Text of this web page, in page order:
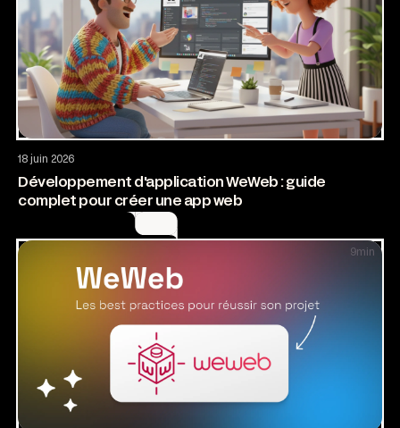
18 juin 2026
Développement d'application WeWeb : guide
complet pour créer une app web
9 min